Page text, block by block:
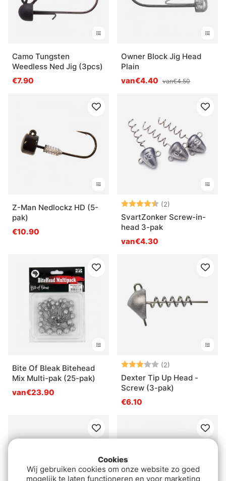
Camo Tungsten
Weedless Ned Jig (3pcs)
€7.90
Owner Block Jig Head
Plain
van€4.40 van€4.50
Z-Man Nedlockz HD (5-
pak)
€10.90
Beoordeling:
(2)
SvartZonker Screw-in-
head 3-pak
van€4.30
Bite Of Bleak Bitehead
Mix Multi-pak (25-pak)
van€23.90
Beoordeling:
(2)
Dexter Tip Up Head -
Screw (3-pak)
€6.10
Cookies
Wij gebruiken cookies om onze website zo goed
mogelijk te laten functioneren en voor marketing